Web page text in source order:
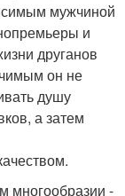
мужчиной
и
друганов
он не
душу
а затем
многообразии -